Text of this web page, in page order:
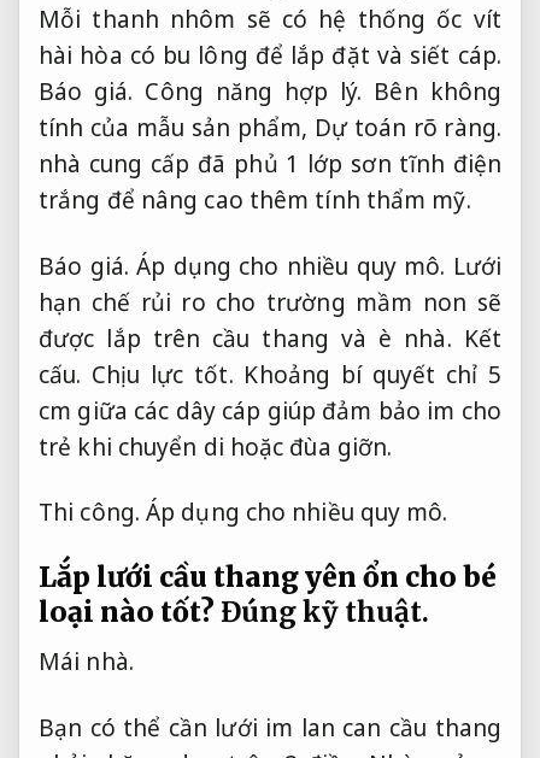
Mỗi thanh nhôm sẽ có hệ thống ốc vít
hài hòa có bu lông để lắp đặt và siết cáp.
Báo giá. Công năng hợp lý. Bên không
tính của mẫu sản phẩm, Dự toán rõ ràng.
nhà cung cấp đã phủ 1 lớp sơn tĩnh điện
trắng để nâng cao thêm tính thẩm mỹ.
Báo giá. Áp dụng cho nhiều quy mô. Lưới
hạn chế rủi ro cho trường mầm non sẽ
được lắp trên cầu thang và è nhà. Kết
cấu. Chịu lực tốt. Khoảng bí quyết chỉ 5
cm giữa các dây cáp giúp đảm bảo im cho
trẻ khi chuyển di hoặc đùa giỡn.
Thi công. Áp dụng cho nhiều quy mô.
Lắp lưới cầu thang yên ổn cho bé
loại nào tốt? Đúng kỹ thuật.
Mái nhà.
Bạn có thể cần lưới im lan can cầu thang